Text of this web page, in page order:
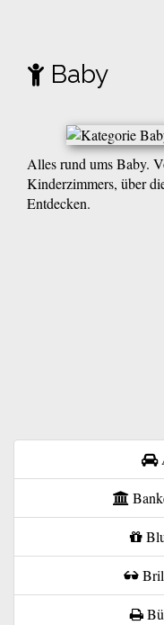
Baby
Alles rund ums Baby.
Kinderzimmers, über
Entdecken.